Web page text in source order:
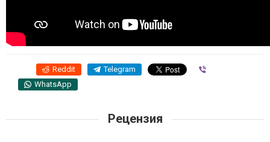
Reddit Telegram
WhatsApp
Рецензия